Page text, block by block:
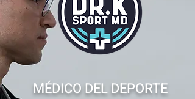
MÉDICO DEL DEPORTE